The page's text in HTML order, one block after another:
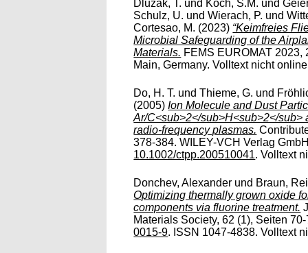
Dluzak, T. und Koch, S.M. und
Schulz, U. undWierach, P. und
Cortesao, M. (2023) “Keimfreies
Microbial Safeguarding of the
Materials. FEMS EUROMAT 2023,
Main, Germany. Volltext nicht
Do, H. T. undThieme, G. und
(2005)Ion Molecule and Dust
Ar/C<sub>2</sub>H<sub>2</
radio-frequency plasmas.
378-384. WILEY-VCH Verlag
10.1002/ctpp.200510041. Volltext
Donchev, Alexander und Braun,
Optimizing thermally grown oxide
components via fluorine treatment.
Materials Society, 62 (1), Seiten
0015-9. ISSN 1047-4838. Volltext